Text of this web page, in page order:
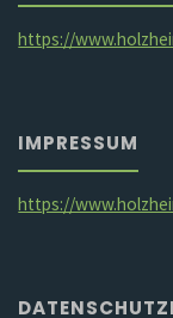
https://
IMPRESSUM
https://